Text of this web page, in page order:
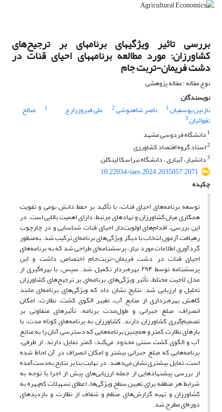
بررسی تاثیر ویژگیهای برنامهای بر ترجیح‌های
کشاورزان: مورد مطالعه برنامههای احیای قنات در
دشت فریمان-تربت جام
نوع مقاله : مقاله پژوهشی
نویسندگان
نازنین یوسفیان1 ناصر شاهنوشی2 علی فیروززارع 1 صالح
تقوائیان3
1 دانشگاه فردوسی مشهد
2استاد گروه اقتصاد کشاورزی
3دانشیار، آبیاری ، دانشگاه نبراسکا لینکلن
10.22034/iaes.2024.2035057.2071
چکیده
توسعه برنامه‌های احیای قنات، با تأکید بر حفظ دانش بومی و تقویت
همکاری میان کشاورزان و نهادهای مرتبط، دارای اهمیت بالایی است. در
این بررسی، اقدام‌های اولویت‌دار احیای قنات شناسایی و در چارچوب
رهیافت آزمون انتخاب با دیگر ویژگی‌های برنامه‌ای ترکیب شد. به‌منظور
گردآوری اطلاعات مورد نیاز، پرسشنامه‌ای طراحی شد که به برنامه‌های
احیای قنات در دشت فریمان-تربت‌جام اختصاص داشت و این
پرسشنامه توسط ۲۹۴ بهره‌بردار تکمیل شد. سپس، با بهره‌گیری از
مدل لاجیت مختلط، تأثیر ویژگی‌های برنامه‌ای بر ترجیح‌های کشاورزان
تحلیل و ارزیابی شد. نتایج نشان داد که ویژگی‌های برنامه‌ای مانند
کاهش بهره‌برداری از منابع آب، تغییر الگوی کشت، نظارت، امکان
انصراف، مبلغ جبرانی و طول‌مدت برنامه، تأثیرهای متفاوتی بر
تصمیم‌گیری کشاورزان دارند. کشاورزان به برنامه‌های کوتاه مدت، با
بارهای نظارت کمتر و همچنین برنامه‌هایی که دسترسی آنان را به منابع
آب و الگوی کشت سنتی محدود می‌کند، کمتر تمایل دارند. از طرفی،
برنامه‌هایی که مبلغ جبرانی بیشتر و امکان انصراف در آن لحاظ شده
است، تمایل بیشتری نشان می‌دهند. در نهایت بنا بر نتایج به‌دست‌آمده
از بررسی پیشنهادهایی از جمله ارزیابی‌های پیش از اجرا با توجه به
شرایط هر منطقه برای تعیین سطح ویژگی‌ها، اعطای تسهیلات کم‌بهره به
کشاورزان و تهیه گزارش‌های منظم و شفاف از نظارت و بازدیدهای
دوره‌ای مطرح شد.